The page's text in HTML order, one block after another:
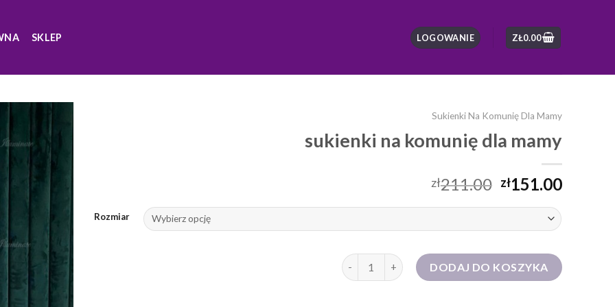
SKLEP LOGOWANIE ZŁ0.00
Sukienki Na Komunię Dla Mamy
sukienki na komunię dla mamy
zł211.00 zł151.00
Rozmiar
ilość sukienki na komunię dla mamy
DODAJ DO KOSZYKA